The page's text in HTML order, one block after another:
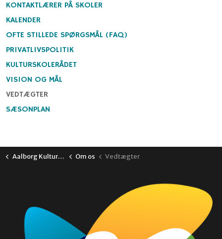
KONTAKTLÆRER PÅ SKOLER
KALENDER
OFTE STILLEDE SPØRGSMÅL (FAQ)
PRIVATLIVSPOLITIK
KULTURSKOLERÅDET
VISION OG MÅL
VEDTÆGTER
SÆSONPLAN
Aalborg Kulturskole Om os Vedtægter